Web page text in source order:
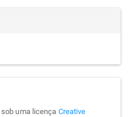
uma licença Creative